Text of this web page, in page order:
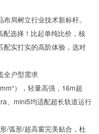
局树立行业技术新标杆。
配选择！比起单纯比价，核
配实打实的高阶体验，选对
全户型需求
），轻量高强，16m超
、mini5均适配超长轨道运行
/弧形/超高窗完美贴合，杜